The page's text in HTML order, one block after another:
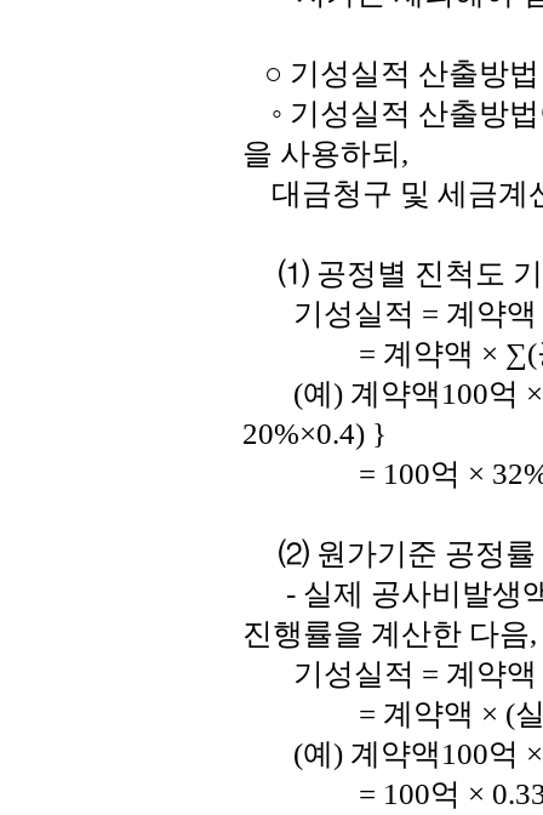
○ 기성실적 산출방법
◦ 기성실적 산출방
을 사용하되,
대금청구 및 세금계
⑴ 공정별 진척도
기성실적 = 계약액
= 계약액 × ∑(공
(예) 계약액100억 ×
20%×0.4) }
= 100억 × 32%
⑵ 원가기준 공정률
- 실제 공사비발생
진행률을 계산한 다
기성실적 = 계약액
= 계약액 × (실제
(예) 계약액100억 ×
= 100억 × 0.33